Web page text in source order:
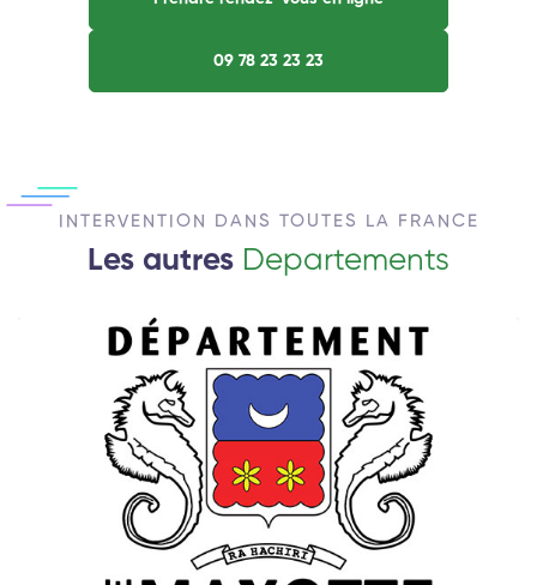
09 78 23 23 23
INTERVENTION DANS TOUTES LA FRANCE
Les autres Departements